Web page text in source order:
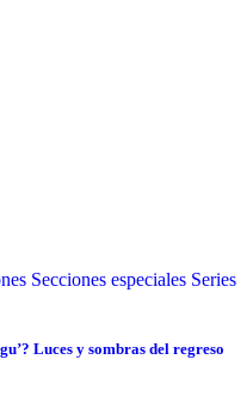
Secciones especiales Series
Luces y sombras del regreso